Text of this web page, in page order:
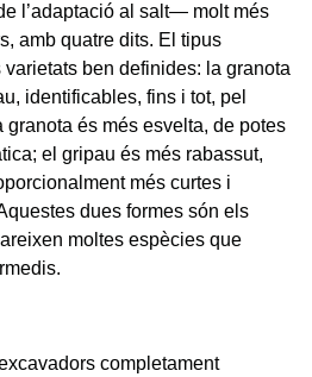
l’adaptació al salt— molt més
amb quatre dits. El tipus
ben definides: la granota
identificables, fins i tot, pel
és més esvelta, de potes
el gripau és més rabassut,
més curtes i
dues formes són els
moltes espècies que
completament